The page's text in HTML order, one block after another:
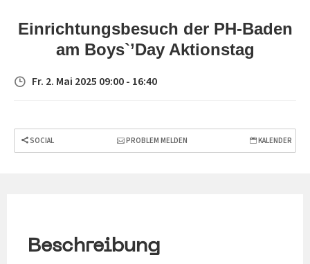
Einrichtungsbesuch der PH-Baden
am Boys`’Day Aktionstag
Fr. 2. Mai 2025 09:00 - 16:40
SOCIAL PROBLEM MELDEN KALENDER
Beschreibung